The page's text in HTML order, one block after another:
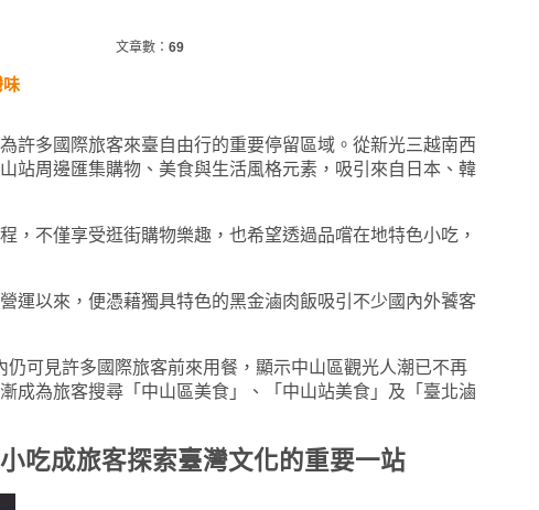
文章數： 69
味
許多國際旅客來臺自由行的重要停留區域。從新光三越南西
站周邊匯集購物、美食與生活風格元素，吸引來自日本、韓
，不僅享受逛街購物樂趣，也希望透過品嚐在地特色小吃，
運以來，便憑藉獨具特色的黑金滷肉飯吸引不少國內外饕客
仍可見許多國際旅客前來用餐，顯示中山區觀光人潮已不再
成為旅客搜尋「中山區美食」、「中山站美食」及「臺北滷
吃成旅客探索臺灣文化的重要一站